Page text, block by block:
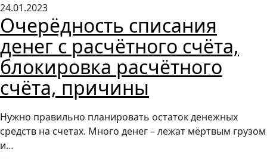
24.01.2023
Очерёдность списания
денег с расчётного счёта,
блокировка расчётного
счёта, причины
Нужно правильно планировать остаток денежных
средств на счетах. Много денег – лежат мёртвым грузом
и…